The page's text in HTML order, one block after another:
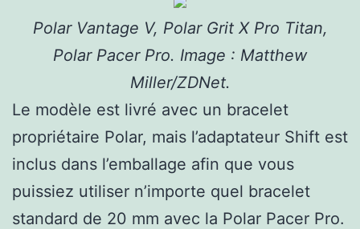
Polar Vantage V, Polar Grit X Pro Titan,
Polar Pacer Pro. Image : Matthew
Miller/ZDNet.
Le modèle est livré avec un bracelet
propriétaire Polar, mais l’adaptateur Shift est
inclus dans l’emballage afin que vous
puissiez utiliser n’importe quel bracelet
standard de 20 mm avec la Polar Pacer Pro.